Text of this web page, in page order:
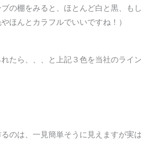
の棚をみると、ほとんど白と黒、も
ほんとカラフルでいいですね！）
たら、、、と上記３色を当社のライ
のは、一見簡単そうに見えますが実